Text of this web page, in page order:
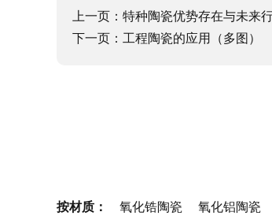
上一页： 特种陶瓷优势存在与未来
下一页： 工程陶瓷的应用（多图）
按材质： 氧化锆陶瓷 氧化铝陶瓷